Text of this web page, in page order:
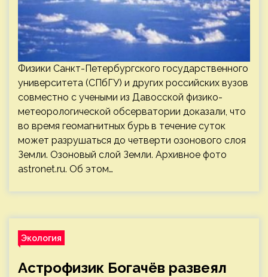
Физики Санкт-Петербургского государственного
университета (СПбГУ) и других российских вузов
совместно с учеными из Давосской физико-
метеорологической обсерватории доказали, что
во время геомагнитных бурь в течение суток
может разрушаться до четверти озонового слоя
Земли. Озоновый слой Земли. Архивное фото
astronet.ru. Об этом…
Экология
Астрофизик Богачёв развеял